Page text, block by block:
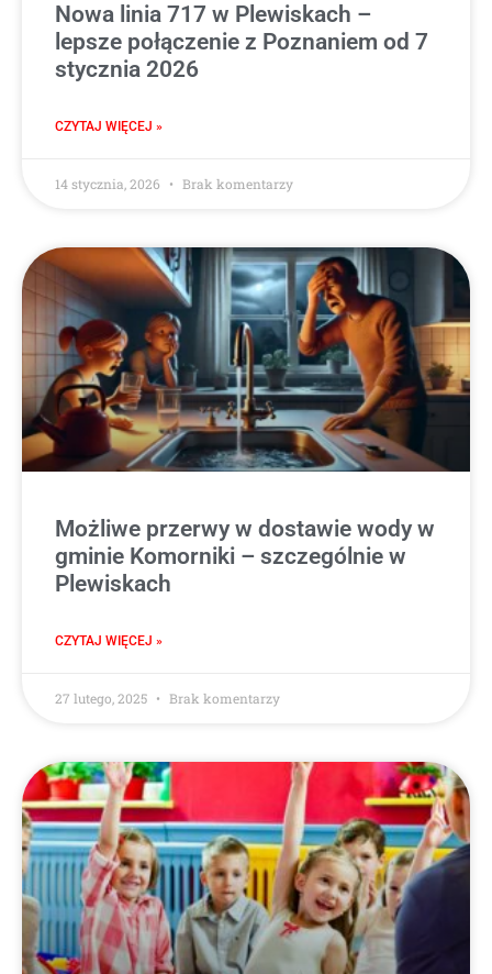
Nowa linia 717 w Plewiskach –
lepsze połączenie z Poznaniem od 7
stycznia 2026
CZYTAJ WIĘCEJ »
14 stycznia, 2026 Brak komentarzy
Możliwe przerwy w dostawie wody w
gminie Komorniki – szczególnie w
Plewiskach
CZYTAJ WIĘCEJ »
27 lutego, 2025 Brak komentarzy